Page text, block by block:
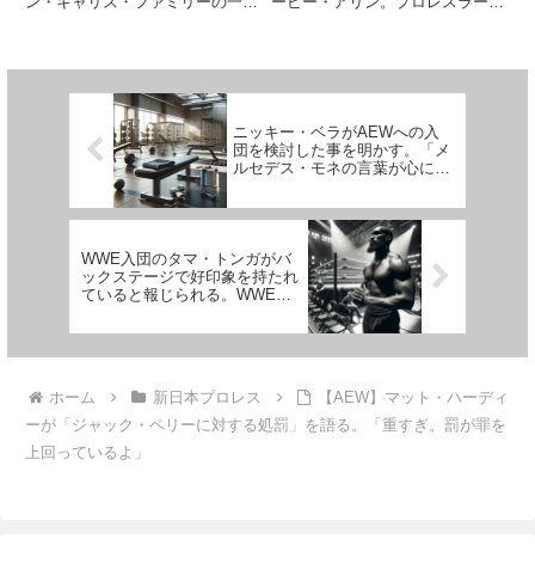
はそこにウィル・オスプ...
画時点で既に破天荒すぎる話で...
ニッキー・ベラがAEWへの入
団を検討した事を明かす。「メ
ルセデス・モネの言葉が心に残
WWE入団のタマ・トンガがバ
ックステージで好印象を持たれ
ていると報じられる。WWEも
ホーム 新日本プロレス
【AEW】マット・ハーディ
ーが「ジャック・ペリーに対する処罰」を語る。「重すぎ。罰が罪を
上回っているよ」